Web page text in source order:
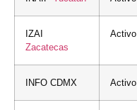
IZAI
Zacatecas
Activo
INFO CDMX Activo